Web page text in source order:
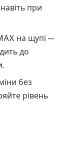
при
на щупі —
до
без
рівень